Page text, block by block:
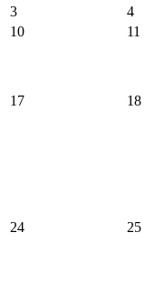
3 4
10
11
17 18
24 25